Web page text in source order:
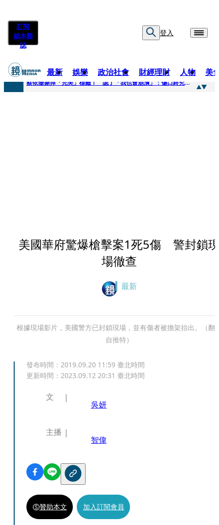
訂閱
紙本雜
誌
登入
最新 娛樂 政治社會 財經理財 人物 美
快訊
蔡依珊撕掉「完美」標籤！ 認了「我也會崩潰」：傷口終究會癒合
美國華府驚爆槍擊案1死5傷 警封鎖
場徹查
最新
根據現場影片，美國警方已封鎖現場，並有傷者被擔架抬出。（翻
自推特）
發布時間： 2019.09.20 11:59 臺北時間
更新時間： 2023.09.12 20:31 臺北時間
文
吳妍
主播
智偉
贊助本文 加入訂閱會員